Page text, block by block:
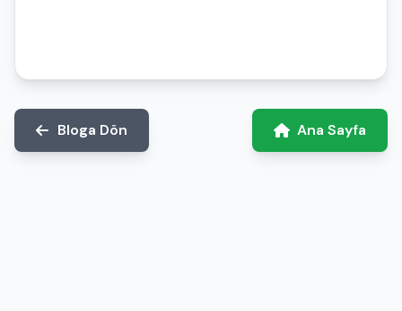
Bloga Dön Ana Sayfa